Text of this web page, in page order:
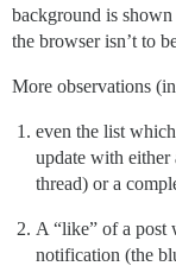
background is shown
the browser isn’t to
More observations
even the list
update with either
thread) or a
A “like” of a post
notification (the